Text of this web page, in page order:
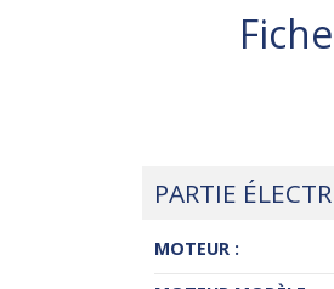
PARTIE
MOTEUR :